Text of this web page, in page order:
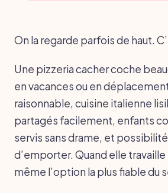
On la regarde parfois de haut.
Une pizzeria cacher coche
en vacances ou en
raisonnable, cuisine italienne
partagés facilement, enfants
servis sans drame, et
d’emporter. Quand elle
même l’option la plus fiable du